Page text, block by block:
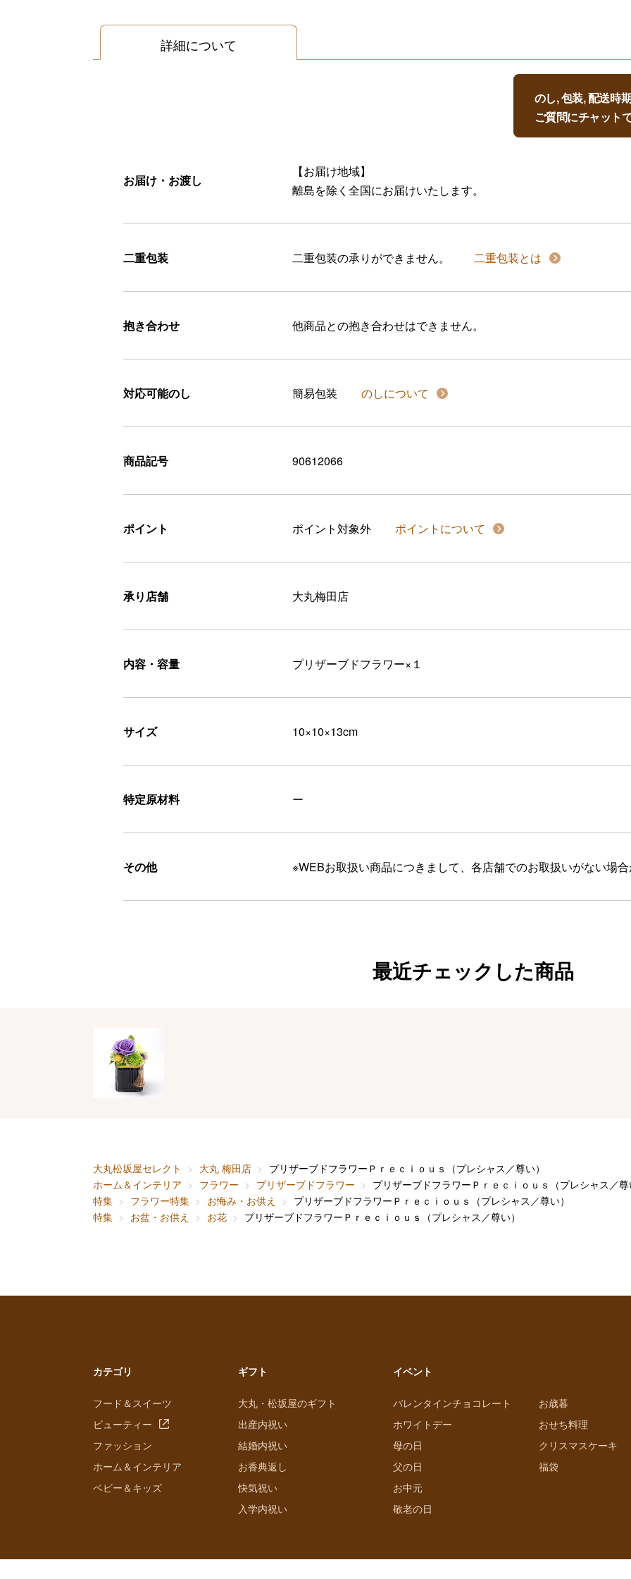
詳細について
のし, 包装, 配送時
ご質問にチャット
お届け・お渡し
【お届け地域】
離島を除く全国にお届けいたします。
二重包装 二重包装の承りができません。 二重包装とは
抱き合わせ 他商品との抱き合わせはできません。
対応可能のし 簡易包装 のしについて
商品記号 90612066
ポイント ポイント対象外 ポイントについて
承り店舗 大丸梅田店
内容・容量 プリザーブドフラワー×１
サイズ 10×10×13cm
特定原材料 ー
その他 ※WEBお取扱い商品につきまして、各店舗でのお取扱いがない場
最近チェックした商品
大丸松坂屋セレクト 大丸 梅田店
プリザーブドフラワーＰｒｅｃｉｏｕｓ（プレシャス／尊い）
ホーム＆インテリア
フラワー プリザーブドフラワー
プリザーブドフラワーＰｒｅｃｉｏｕｓ（プレシャス／
特集
フラワー特集 お悔み・お供え
プリザーブドフラワーＰｒｅｃｉｏｕｓ（プレシャス／尊い）
特集
お盆・お供え お花 プリザーブドフラワーＰｒｅｃｉｏｕｓ（プレシャス／尊い）
カテゴリ
フード＆スイーツ
ビューティー
ファッション
ホーム＆インテリア
ベビー＆キッズ
ギフト
大丸・松坂屋のギフト
出産内祝い
結婚内祝い
お香典返し
快気祝い
入学内祝い
イベント
バレンタインチョコレート
ホワイトデー
母の日
父の日
お中元
敬老の日
お歳暮
おせち料理
クリスマスケーキ
福袋